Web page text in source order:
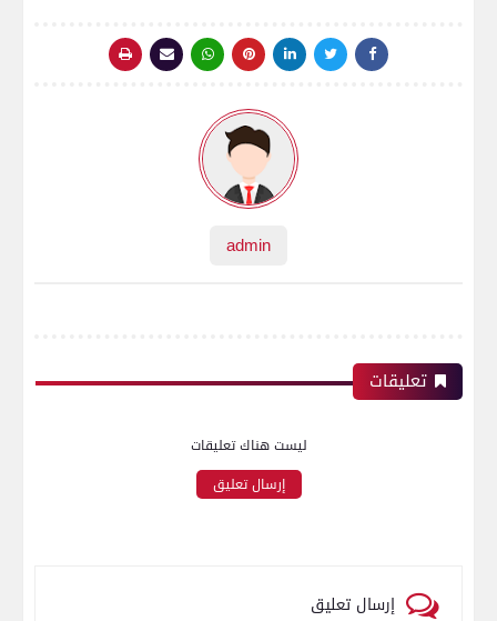
admin
تعليقات
ليست هناك تعليقات
إرسال تعليق
إرسال تعليق